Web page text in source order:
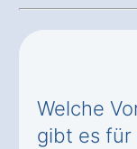
Welche
gibt es für